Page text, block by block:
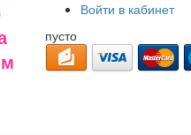
Войти в кабинет
пусто